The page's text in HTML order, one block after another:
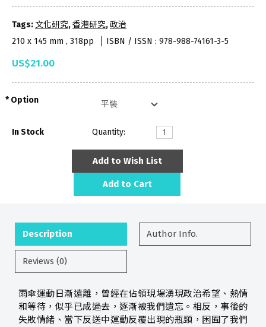
Tags: 文化研究,香港研究,政治
210 x 145 mm , 318pp
ISBN / ISSN : 978-988-74161-3-5
US$21.00
Option
In Stock Quantity:
Add to Wish List
Add to Cart
Description Author Info.
Reviews (0)
雨傘運動日漸遠離，曾經在佔領現場湧現政治希望、熱情
和等待，似乎已成過去，逐漸被我們遺忘。相反，事後的
失敗情緒、當下反送中運動反覆出現的瓶頸，困囿了我們